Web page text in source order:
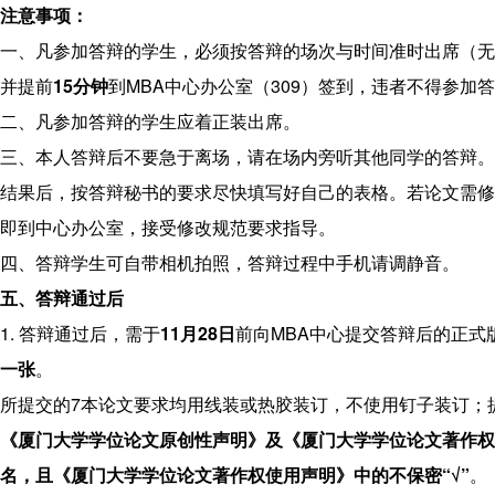
程
联
系
我
们
注意事项：
一、凡参加答辩的学生，必须按答辩的场次与时间准时出席（
并提前15分钟到MBA中心办公室（309）签到，违者不得参加
二、凡参加答辩的学生应着正装出席。
三、本人答辩后不要急于离场，请在场内旁听其他同学的答辩
结果后，按答辩秘书的要求尽快填写好自己的表格。若论文需
即到中心办公室，接受修改规范要求指导。
四、答辩学生可自带相机拍照，答辩过程中手机请调静音。
五、答辩通过后
1. 答辩通过后，需于11 月28日前向MBA中心提交答辩后的正式
一张。
所提交的7本论文要求均用线装或热胶装订，不使用钉子装订；
《厦门大学学位论文原创性声明》及《厦门大学学位论文著作
名，且《厦门大学学位论文著作权使用声明》中的不保密“√”。